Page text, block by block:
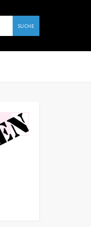
SUCHE
Mail